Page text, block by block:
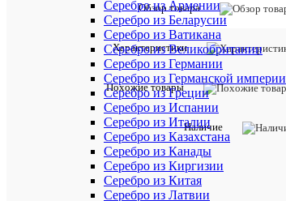
Серебро из Армении
Серебро из Беларусии
Серебро из Ватикана
Серебро из Великобритании
Серебро из Германии
Серебро из Германской империи
Серебро из Греции
Серебро из Испании
Серебро из Италии
Серебро из Казахстана
Серебро из Канады
Серебро из Киргизии
Серебро из Китая
Серебро из Латвии
Обзор товара
Характеристики
Похожие товары
Наличие